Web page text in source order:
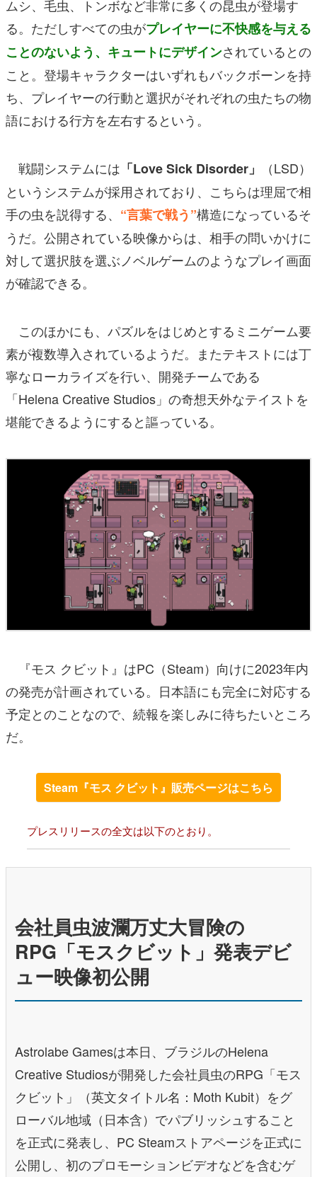
ムシ、毛虫、トンボなど非常に多くの昆虫が登場す
る。ただしすべての虫がプレイヤーに不快感を与える
ことのないよう、キュートにデザインされているとの
こと。登場キャラクターはいずれもバックボーンを持
ち、プレイヤーの行動と選択がそれぞれの虫たちの物
語における行方を左右するという。
戦闘システムには 「Love Sick Disorder」
（LSD）
というシステムが採用されており、こちらは理屈で相
手の虫を説得する、 “言葉で戦う”構造になっているそ
うだ。公開されている映像からは、相手の問いかけに
対して選択肢を選ぶノベルゲームのようなプレイ画面
が確認できる。
このほかにも、パズルをはじめとするミニゲーム要
素が複数導入されているようだ。またテキストには丁
寧なローカライズを行い、開発チームである
「Helena Creative Studios」の奇想天外なテイストを
堪能できるようにすると謳っている。
『モス クビット』はPC（Steam）向けに2023年内
の発売が計画されている。日本語にも完全に対応する
予定とのことなので、続報を楽しみに待ちたいところ
だ。
Steam『モス クビット』販売ページはこちら
プレスリリースの全文は以下のとおり。
会社員虫波瀾万丈大冒険の
RPG「モスクビット」発表デビ
ュー映像初公開
Astrolabe Gamesは本日、ブラジルのHelena
Creative Studiosが開発した会社員虫のRPG「モス
クビット」（英文タイトル名：Moth Kubit）をグ
ローバル地域（日本含）でパブリッシュすること
を正式に発表し、PC Steamストアページを正式に
公開し、初のプロモーションビデオなどを含むゲ